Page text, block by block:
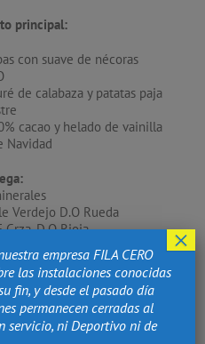
principal:
con suave de nécoras
de calabaza y patatas paja
cacao y helado de vainilla
Navidad
Verdejo D.O Rueda
D.O Rioja
Nature
85€ iva incluido
empresa FILA CERO
las instalaciones conocidas
fin, y desde el pasado día
permanecen cerradas al
servicio, ni Deportivo ni de
×